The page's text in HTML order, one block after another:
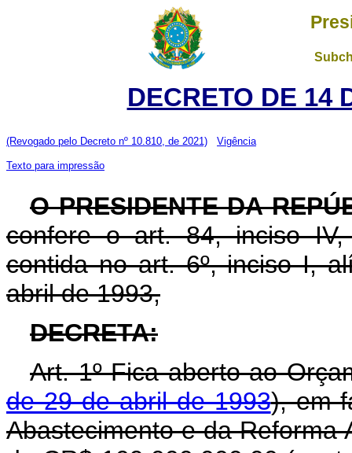
DECRETO DE 14
(Revogado pelo Decreto nº 10.810, de 2021) Vigência
Texto para impressão
O PRESIDENTE DA
confere o art. 84, inciso
contida no art. 6º, inciso I,
abril de 1993,
DECRETA:
Art. 1º Fica aberto ao
de 29 de abril de 1993), em
Abastecimento e da Reforma